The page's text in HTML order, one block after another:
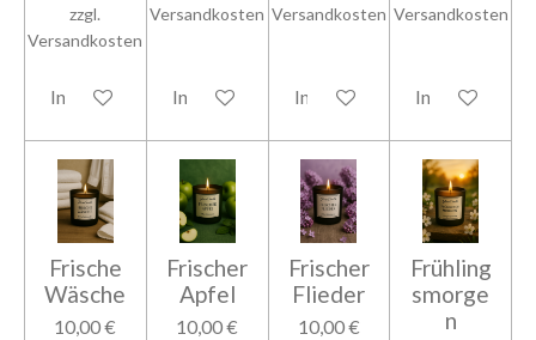
zzgl.
Versandkosten
In den Warenkorb
Versandkosten
In den Warenkorb
Versandkosten
In den Warenkorb
Versandkosten
In den
Frische
Wäsche
10,00 €
Frischer
Apfel
10,00 €
Frischer
Flieder
10,00 €
Frühling
smorge
n